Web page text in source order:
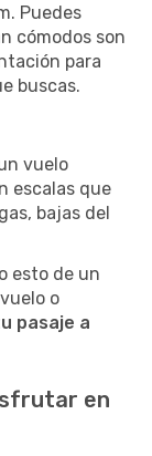
Puedes
cómodos son
para
buscas.
vuelo
escalas que
bajas del
esto de un
o
pasaje a
en